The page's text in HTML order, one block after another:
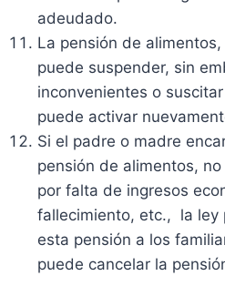
adeudado.
La pensión de
puede suspender, sin
inconvenientes o
puede activar
Si el padre o madre
pensión de alimentos,
por falta de ingresos
fallecimiento, etc., la ley
esta pensión a los
puede cancelar la